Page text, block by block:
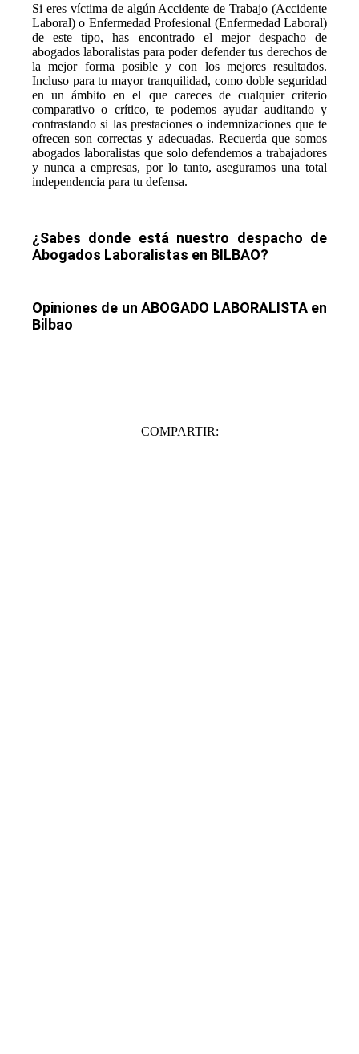
Si eres víctima de algún Accidente de Trabajo (Accidente
Laboral) o Enfermedad Profesional (Enfermedad Laboral)
de este tipo, has encontrado el mejor despacho de
abogados laboralistas para poder defender tus derechos de
la mejor forma posible y con los mejores resultados.
Incluso para tu mayor tranquilidad, como doble seguridad
en un ámbito en el que careces de cualquier criterio
comparativo o crítico, te podemos ayudar auditando y
contrastando si las prestaciones o indemnizaciones que te
ofrecen son correctas y adecuadas. Recuerda que somos
abogados laboralistas que solo defendemos a trabajadores
y nunca a empresas, por lo tanto, aseguramos una total
independencia para tu defensa.
¿Sabes donde está nuestro despacho de
Abogados Laboralistas en BILBAO?
Opiniones de un ABOGADO LABORALISTA en
Bilbao
COMPARTIR: